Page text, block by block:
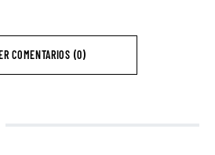
COMENTARIOS (0)